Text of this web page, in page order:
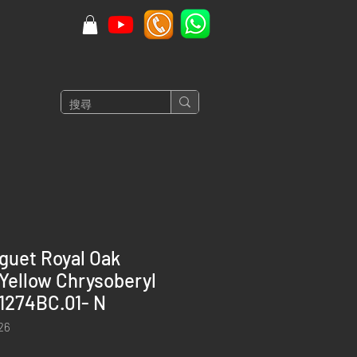
Royal Oak
Chrysoberyl
N